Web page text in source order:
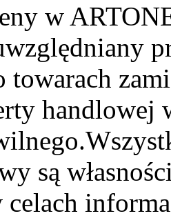
w
towarach
są
celach